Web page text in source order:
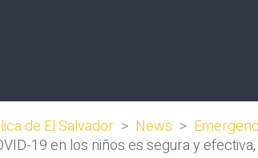
de El Salvador > News >
19 en los niños es segura y